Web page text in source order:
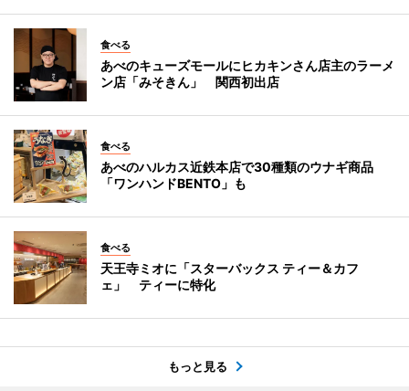
食べる
あべのキューズモールにヒカキンさん店主のラーメ
ン店「みそきん」 関西初出店
食べる
あべのハルカス近鉄本店で30種類のウナギ商品
「ワンハンドBENTO」も
食べる
天王寺ミオに「スターバックス ティー＆カフ
ェ」 ティーに特化
もっと見る